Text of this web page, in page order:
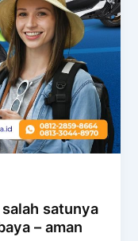
satunya
– aman